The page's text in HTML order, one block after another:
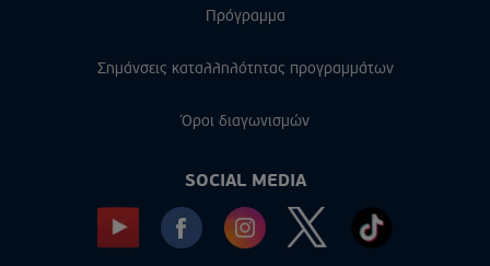
Πρόγραμμα
Σημάνσεις καταλληλότητας προγραμμάτων
Όροι διαγωνισμών
SOCIAL MEDIA